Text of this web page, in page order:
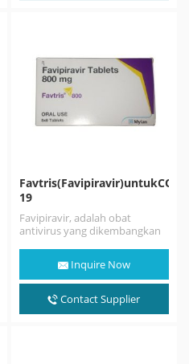
19
Favipiravir, adalah obat
antivirus yang dikembangkan
memiliki aktivitas…
Inquire Now
Contact Supplier